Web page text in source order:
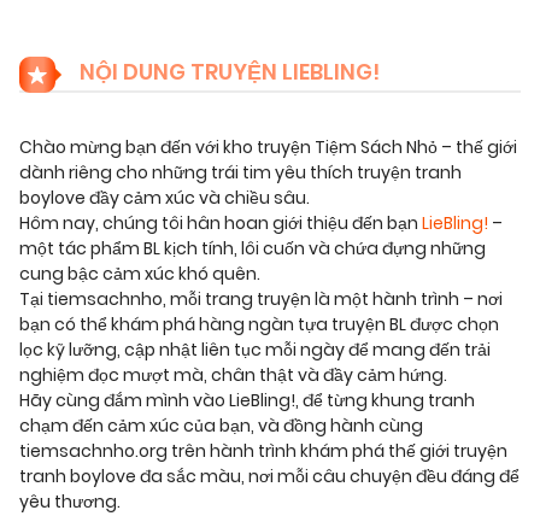
NỘI DUNG TRUYỆN LIEBLING!
Chào mừng bạn đến với kho truyện Tiệm Sách Nhỏ – thế giới
dành riêng cho những trái tim yêu thích truyện tranh
boylove đầy cảm xúc và chiều sâu.
Hôm nay, chúng tôi hân hoan giới thiệu đến bạn LieBling! –
một tác phẩm BL kịch tính, lôi cuốn và chứa đựng những
cung bậc cảm xúc khó quên.
Tại tiemsachnho, mỗi trang truyện là một hành trình – nơi
bạn có thể khám phá hàng ngàn tựa truyện BL được chọn
lọc kỹ lưỡng, cập nhật liên tục mỗi ngày để mang đến trải
nghiệm đọc mượt mà, chân thật và đầy cảm hứng.
Hãy cùng đắm mình vào LieBling!, để từng khung tranh
chạm đến cảm xúc của bạn, và đồng hành cùng
tiemsachnho.org trên hành trình khám phá thế giới truyện
tranh boylove đa sắc màu, nơi mỗi câu chuyện đều đáng để
yêu thương.